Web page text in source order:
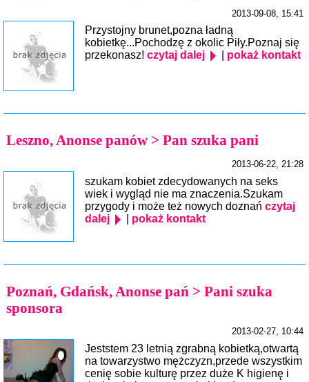
2013-09-08, 15:41
Przystojny brunet,pozna ładną
kobietkę...Pochodzę z okolic Piły.Poznaj się
przekonasz! czytaj dalej pokaż kontakt
Leszno, Anonse panów > Pan szuka pani
2013-06-22, 21:28
szukam kobiet zdecydowanych na seks
wiek i wygląd nie ma znaczenia.Szukam
przygody i może też nowych doznań czytaj
dalej
pokaż kontakt
Poznań, Gdańsk, Anonse pań > Pani szuka
sponsora
2013-02-27, 10:44
Jeststem 23 letnią zgrabną kobietką,otwartą
na towarzystwo mężczyzn,przede wszystkim
cenię sobie kulturę przez duże K higienę i